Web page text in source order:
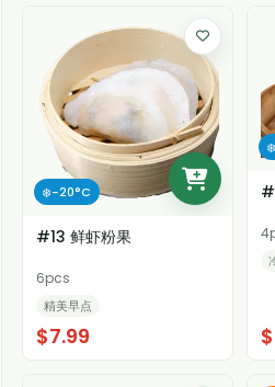
❄️-20°C
#13 鲜虾粉果
6pcs
精美早点
$7.99